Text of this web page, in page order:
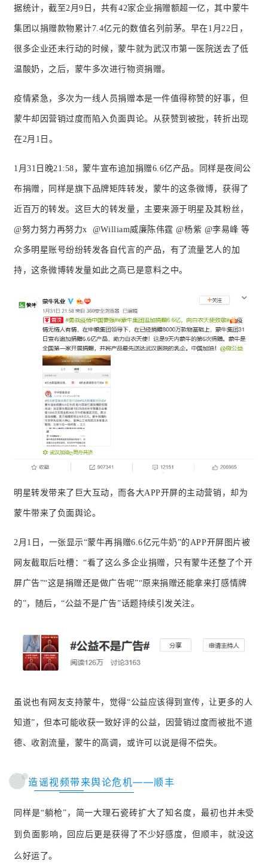
据统计，截至2月9日，共有42家企业捐赠额超一亿，其中蒙牛
集团以捐赠款物累计7.4亿元的数值名列前茅。 早在1月22日，
很多企业还未行动的时候，蒙牛就为武汉市第一医院送去了低
温酸奶，之后，蒙牛多次进行物资捐赠。
疫情紧急，多次为一线人员捐赠本是一件值得称赞的好事，但
蒙牛却因营销过度而陷入负面舆论。 从获赞到被批，转折出现
在2月1日。
1月31日晚21:58，蒙牛宣布追加捐赠6.6亿产品。 同样是夜间公
布捐赠，同样是旗下品牌矩阵转发，蒙牛的这条微博，获得了
近百万的转发。 这巨大的转发量，主要来源于明星及其粉丝，
@努力努力再努力x @William威廉陈伟霆 @杨紫 @李易峰 等
众多明星账号纷纷转发各自代言的产品，有了流量艺人的加
持，这条微博转发量如此之高已是意料之中。
明星转发带来了巨大互动，而各大APP开屏的主动营销，却为
蒙牛带来了负面舆论。
2月1日，一张显示“蒙牛再捐赠6.6亿元牛奶”的APP开屏图片被
网友截取后吐槽：“看了这么多企业捐赠，只有蒙牛还整了个开
屏广告”“这是捐赠还是做广告呢”“原来捐赠还能拿来打感情牌
的”，随后，“公益不是广告”话题持续引发关注。
虽说也有网友支持蒙牛，觉得“公益应该得到宣传，让更多的人
知道”，但本可能收获一致好评的公益，因营销过度而被批不道
德、收割流量，蒙牛的高调，或许可以说是得不偿失。
造谣视频带来舆论危机——顺丰
同样是“躺枪”，简一大理石瓷砖扩大了知名度，最初也并未受
到负面影响，回应后更是获得了不少好感度，但顺丰，就没这
么好运了。